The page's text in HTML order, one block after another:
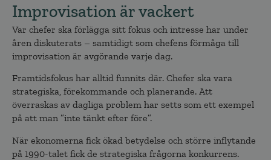
Improvisation är vackert
Var chefer ska förlägga sitt fokus och intresse har under
åren diskuterats – samtidigt som chefens förmåga till
improvisation är avgörande varje dag.
Framtidsfokus har alltid funnits där. Chefer ska vara
strategiska, förekommande och planerande. Att
överraskas av dagliga problem har setts som ett exempel
på att man ”inte tänkt efter före”.
När ekonomerna fick ökad betydelse och större inflytande
på 1990-talet fick de strategiska frågorna konkurrens.